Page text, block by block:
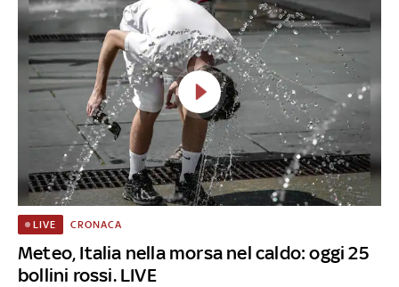
Meteo, Italia nella morsa nel caldo: oggi 25
bollini rossi. LIVE
LIVE CRONACA